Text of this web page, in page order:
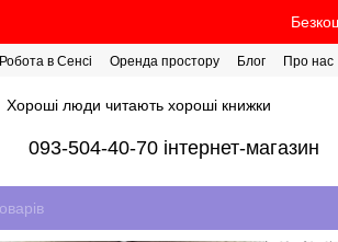
Робота в Сенсі Оренда простору Блог Про нас
Хороші люди читають хороші книжки
093-504-40-70 інтернет-магазин